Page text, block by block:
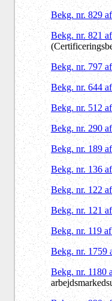
Bekg. nr. 829
Bekg. nr. 821
Bekg. nr. 797
Bekg. nr. 644
Bekg. nr. 512
Bekg. nr. 290
Bekg. nr. 189
Bekg. nr. 136
Bekg. nr. 122
Bekg. nr. 121
Bekg. nr. 119
Bekg. nr. 1759
Bekg. nr. 1180